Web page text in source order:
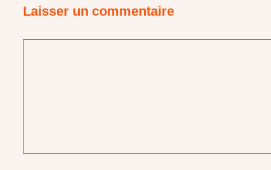
Laisser un commentaire